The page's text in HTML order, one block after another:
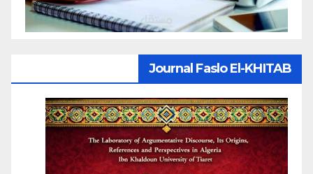
Journal Faslo El-KHITAB